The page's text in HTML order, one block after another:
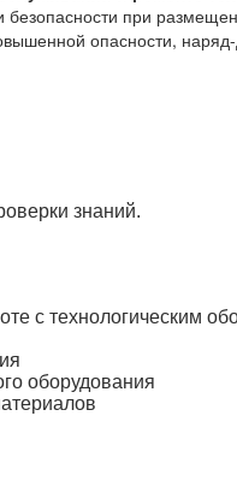
при
опасности,
знаний.
с технологическим
оборудования